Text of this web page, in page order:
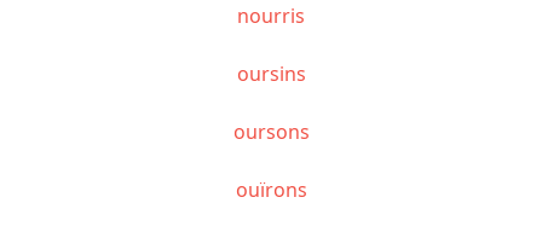
nourris
oursins
oursons
ouïrons